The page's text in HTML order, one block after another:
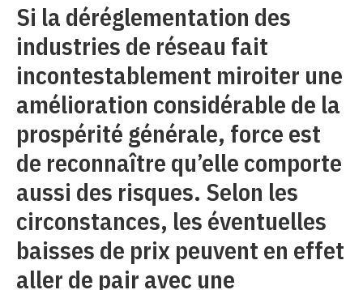
Si la déréglementation des
industries de réseau fait
incontestablement miroiter une
amélioration considérable de la
prospérité générale, force est
de reconnaître qu’elle comporte
aussi des risques. Selon les
circonstances, les éventuelles
baisses de prix peuvent en effet
aller de pair avec une